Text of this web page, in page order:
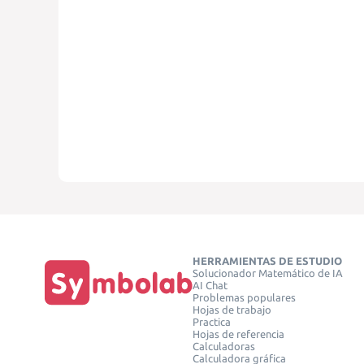
HERRAMIENTAS DE ESTUDIO
Solucionador Matemático de IA
AI Chat
Problemas populares
Hojas de trabajo
Practica
Hojas de referencia
Calculadoras
Calculadora gráfica